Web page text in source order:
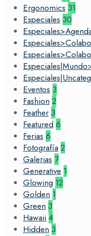
Ergonomics 31
Especiales 30
Eventos 3
Fashion 2
Feather 3
Featured 6
Ferias 6
Fotografía 2
Galerias 7
Generative 1
Glowing 12
Golden 1
Green 3
Hawaii 4
Hidden 3